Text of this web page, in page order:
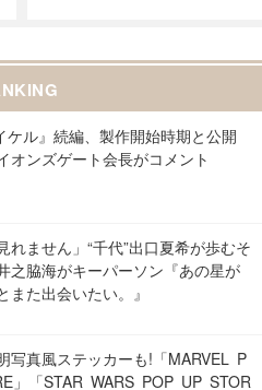
ケル』続編、製作開始時期と公開
オンズゲート会長がコメント
れません」“千代”出口夏希が歩むそ
之脇海がキーパーソン『あの星が
また出会いたい。』
写真風ステッカーも!「MARVEL P
」「STAR WARS POP UP STOR